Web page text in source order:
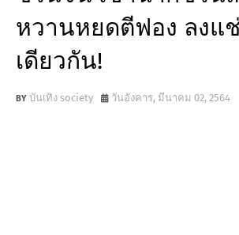
หวานหยดตีฟอง ลงแ
เดียวกัน!
บันเทิง society วันอังคาร, มีนาคม 02, 2564